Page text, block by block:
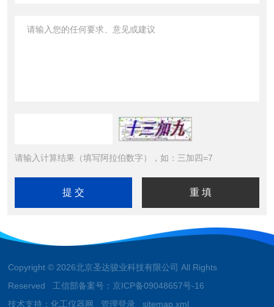
请输入计算结果（填写阿拉伯数字），如：三加四=7
Copyright © 2026北京圣达骏业科技有限公司 All Rights
Reserved 工信部备案号： 京ICP备09048657号-16
技术支持：化工仪器网 管理登录 sitemap.xml